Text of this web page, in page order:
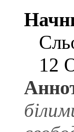
12